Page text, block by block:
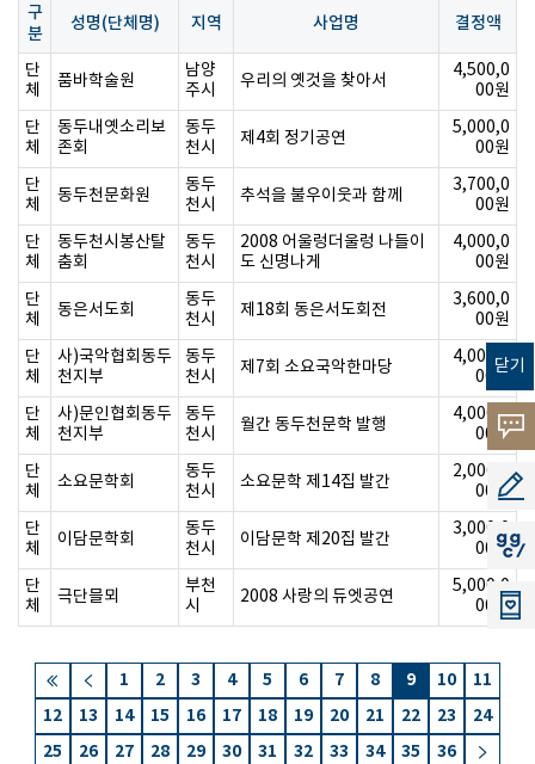
닫기
고객의
소리
공모
지지
구
분
성명(단체명) 지역 사업명 결정액
단
체
품바학술원
남양
주시
우리의 옛것을 찾아서
4,500,0
00원
단
체
동두내옛소리보
존회
동두
천시
제4회 정기공연
5,000,0
00원
단
체
동두천문화원
동두
천시
추석을 불우이웃과 함께
3,700,0
00원
단
체
동두천시봉산탈
춤회
동두
천시
2008 어울렁더울렁 나들이
도 신명나게
4,000,0
00원
단
체
동은서도회
동두
천시
제18회 동은서도회전
3,600,0
00원
단
체
사)국악협회동두
천지부
동두
천시
제7회 소요국악한마당
4,000,0
00원
단
체
사)문인협회동두
천지부
동두
천시
월간 동두천문학 발행
4,000,0
00원
단
체
소요문학회
동두
천시
소요문학 제14집 발간
2,000,0
00원
단
체
이담문학회
동두
천시
이담문학 제20집 발간
3,000,0
00원
단
체
극단믈뫼
부천
시
2008 사랑의 듀엣공연
5,000,0
00원
1 2 3 4 5 6 7 8 9 10
11
12
13 14 15 16 17 18 19 20 21 22 23
24
25
26 27 28 29 30 31 32 33 34 35 36